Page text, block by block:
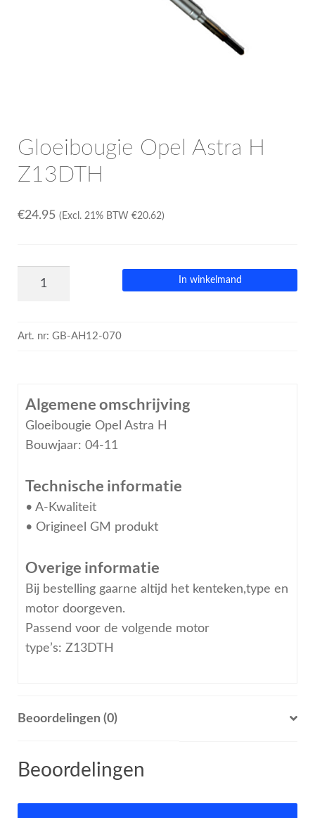
Gloeibougie Opel Astra H
Z13DTH
€24.95 (Excl. 21% BTW €20.62)
In winkelmand
Art. nr: GB-AH12-070
Algemene omschrijving
Gloeibougie Opel Astra H
Bouwjaar: 04-11
Technische informatie
• A-Kwaliteit
• Origineel GM produkt
Overige informatie
Bij bestelling gaarne altijd het kenteken,type en
motor doorgeven.
Passend voor de volgende motor
type’s: Z13DTH
Beoordelingen (0)
Beoordelingen